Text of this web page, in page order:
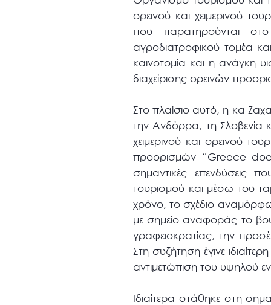
ορεινού και χειμερινού
που παρατηρούνται
αγροδιατροφικού τομέα
καινοτομία και η ανάγκη
διαχείρισης ορεινών
Στο πλαίσιο αυτό, η κα
την Ανδόρρα, τη Σλοβενία
χειμερινού και ορεινού
προορισμών “Greece
σημαντικές επενδύσεις
τουρισμού και μέσω του
χρόνο, το σχέδιο
με σημείο αναφοράς το
γραφειοκρατίας, την
Στη συζήτηση έγινε
αντιμετώπιση του υψηλού
Ιδιαίτερα στάθηκε στη